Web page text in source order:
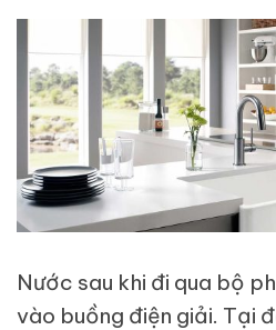
Nước sau khi đi qua bộ
vào buồng điện giải. Tại